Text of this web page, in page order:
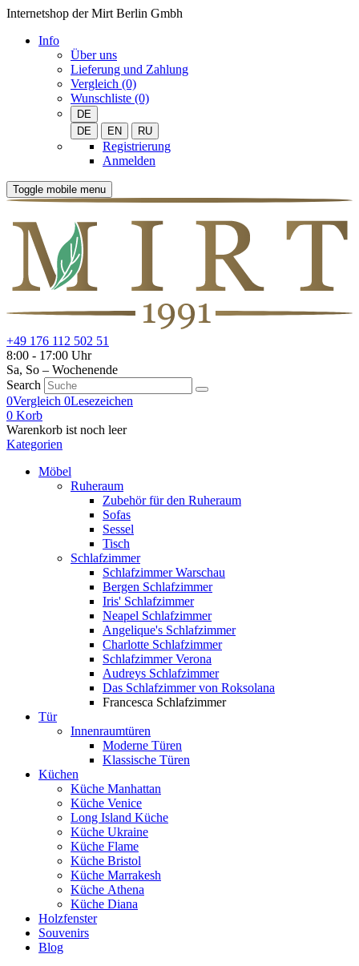
Internetshop der Mirt Berlin Gmbh
Info
Über uns
Lieferung und Zahlung
Vergleich (0)
Wunschliste (0)
DE
DE
EN RU
Registrierung
Anmelden
Toggle mobile menu
+49 176 112 502 51
8:00 - 17:00 Uhr
Sa, So – Wochenende
Search
0Vergleich 0Lesezeichen
0 Korb
Warenkorb ist noch leer
Kategorien
Möbel
Ruheraum
Zubehör für den Ruheraum
Sofas
Sessel
Tisch
Schlafzimmer
Schlafzimmer Warschau
Bergen Schlafzimmer
Iris' Schlafzimmer
Neapel Schlafzimmer
Angelique's Schlafzimmer
Charlotte Schlafzimmer
Schlafzimmer Verona
Audreys Schlafzimmer
Das Schlafzimmer von Roksolana
Francesca Schlafzimmer
Tür
Innenraumtüren
Moderne Türen
Klassische Türen
Küchen
Küche Manhattan
Küche Venice
Long Island Küche
Küche Ukraine
Küche Flame
Küche Bristol
Küche Marrakesh
Küche Athena
Küche Diana
Holzfenster
Souvenirs
Blog